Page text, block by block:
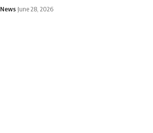
News June 28, 2026